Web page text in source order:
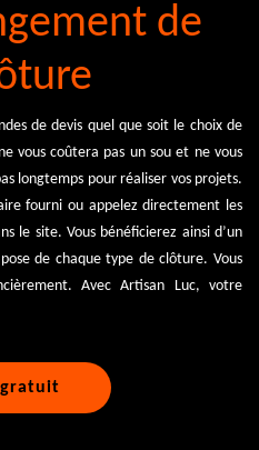
de
de devis quel que soit le choix de
vous coûtera pas un sou et ne vous
longtemps pour réaliser vos projets.
fourni ou appelez directement les
le site. Vous bénéficierez ainsi d’un
de chaque type de clôture. Vous
Avec Artisan Luc, votre
gratuit